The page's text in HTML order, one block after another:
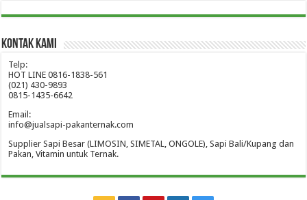
Kontak Kami
Telp:
HOT LINE 0816-1838-561
(021) 430-9893
0815-1435-6642
Email:
info@jualsapi-pakanternak.com
Supplier Sapi Besar (LIMOSIN, SIMETAL, ONGOLE), Sapi Bali/Kupang dan
Pakan, Vitamin untuk Ternak.